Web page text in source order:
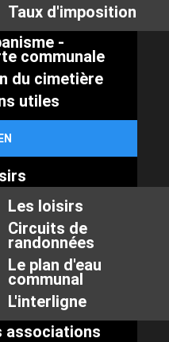
Taux d'imposition
-
communale
du cimetière
utiles
Les loisirs
Circuits de
randonnées
Le plan d'eau
communal
L'interligne
associations